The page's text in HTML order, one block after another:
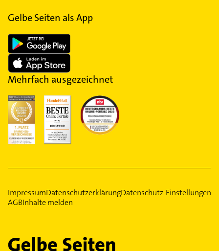
Gelbe Seiten als App
Mehrfach ausgezeichnet
ImpressumDatenschutzerklärungDatenschutz-Einstellungen
AGBInhalte melden